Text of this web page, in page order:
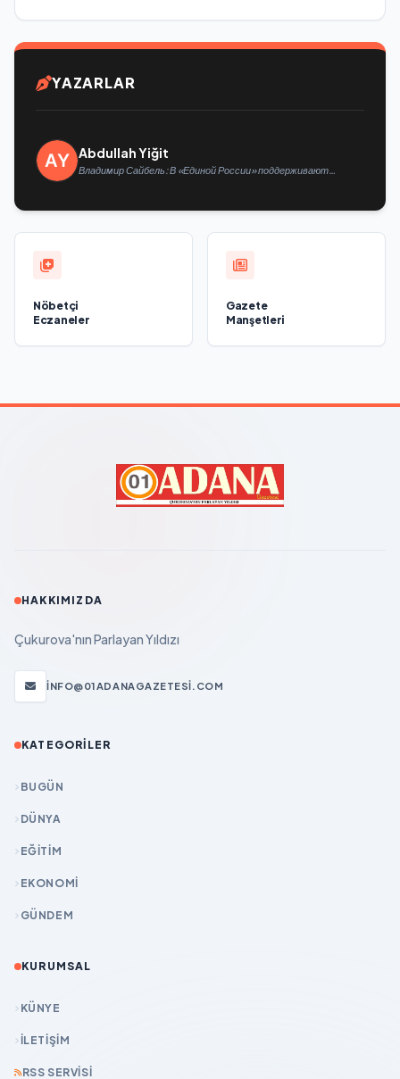
YAZARLAR
Abdullah Yiğit
Владимир Сайбель: В «Единой России» поддерживают
Nöbetçi
Eczaneler
Gazete
Manşetleri
HAKKIMIZDA
Çukurova'nın Parlayan Yıldızı
INFO@01ADANAGAZETESI.COM
KATEGORILER
BUGÜN
DÜNYA
EĞİTİM
EKONOMİ
GÜNDEM
KURUMSAL
KÜNYE
İLETIŞIM
RSS SERVISI